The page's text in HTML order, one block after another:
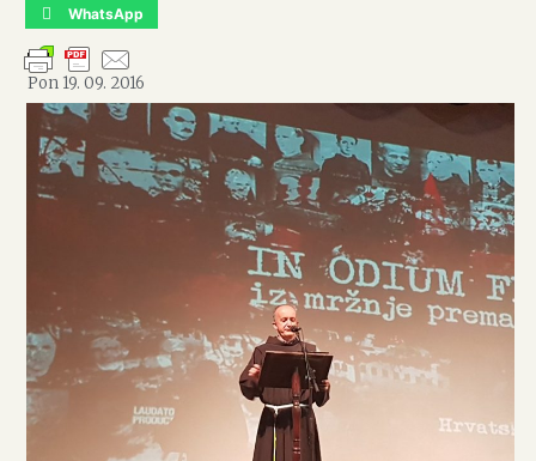
WhatsApp
Pon 19. 09. 2016